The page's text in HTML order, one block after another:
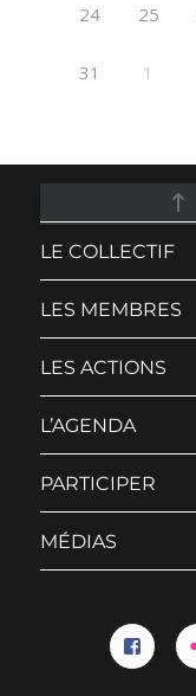
24 25
31 1
LE COLLECTIF
LES MEMBRES
LES ACTIONS
L’AGENDA
PARTICIPER
MÉDIAS